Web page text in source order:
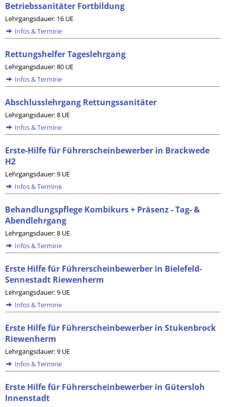
Betriebssanitäter Fortbildung
Lehrgangsdauer: 16 UE
Infos & Termine
Rettungshelfer Tageslehrgang
Lehrgangsdauer: 80 UE
Infos & Termine
Abschlusslehrgang Rettungssanitäter
Lehrgangsdauer: 8 UE
Infos & Termine
Erste-Hilfe für Führerscheinbewerber in Brackwede
H2
Lehrgangsdauer: 9 UE
Infos & Termine
Behandlungspflege Kombikurs + Präsenz - Tag- &
Abendlehrgang
Lehrgangsdauer: 8 UE
Infos & Termine
Erste Hilfe für Führerscheinbewerber in Bielefeld-
Sennestadt Riewenherm
Lehrgangsdauer: 9 UE
Infos & Termine
Erste Hilfe für Führerscheinbewerber in Stukenbrock
Riewenherm
Lehrgangsdauer: 9 UE
Infos & Termine
Erste Hilfe für Führerscheinbewerber in Gütersloh
Innenstadt